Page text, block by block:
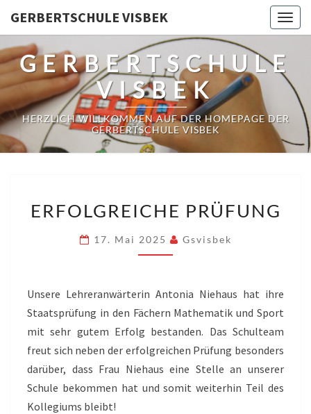
content
GERBERTSCHULE VISBEK
GERBERTSCHULE
VISBEK
HERZLICH WILLKOMMEN AUF DER HOMEPAGE DER
GERBERTSCHULE VISBEK
PRÜFUNG
ERFOLGREICHE PRÜFUNG
17. Mai 2025 Gsvisbek
Unsere Lehreranwärterin Antonia Niehaus hat ihre
Staatsprüfung in den Fächern Mathematik und Sport
mit sehr gutem Erfolg bestanden. Das Schulteam
freut sich neben der erfolgreichen Prüfung besonders
darüber, dass Frau Niehaus eine Stelle an unserer
Schule bekommen hat und somit weiterhin Teil des
Kollegiums bleibt!